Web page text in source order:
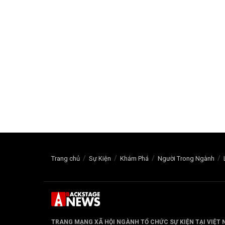
Trang chủ Sự Kiện Khám Phá Người Trong Ngành
TRANG MẠNG XÃ HỘI NGÀNH TỔ CHỨC SỰ KIỆN TẠI VIỆT